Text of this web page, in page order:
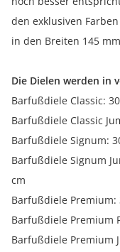
den exklusiven
in den Breiten 145
Die Dielen werden in
Barfußdiele Classic:
Barfußdiele Classic
Barfußdiele Signum:
Barfußdiele Signum
cm
Barfußdiele Premium:
Barfußdiele Premium
Barfußdiele Premium